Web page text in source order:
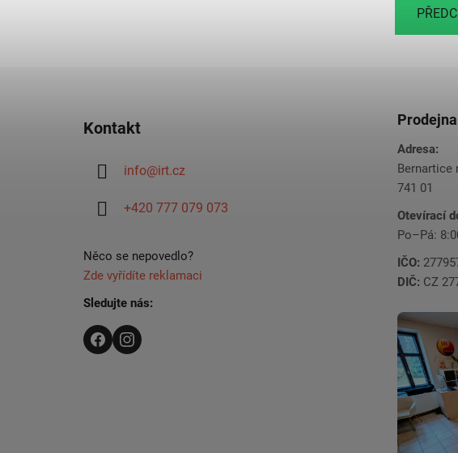
Kontakt
info@irt.cz
+420 777 079 073
Něco se nepovedlo?
Zde vyřídíte reklamaci
Sledujte nás:
Adresa:
Bernartice
741 01
Otevírací
Po–Pá:
IČO:
DIČ: CZ